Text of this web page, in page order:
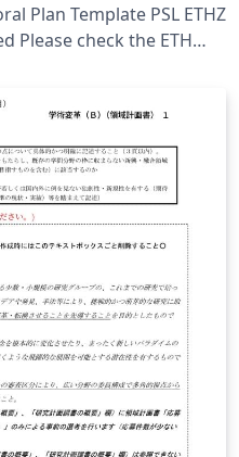
Plan Template PSL ETHZ
Please check the ETH
to ensure you have all